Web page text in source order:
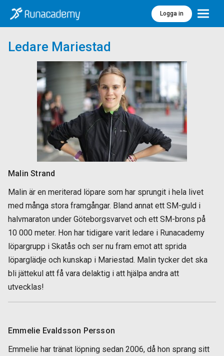
Logga in Meny
Ledare Mariestad
Malin Strand
Malin är en meriterad löpare som har sprungit i hela livet
med många stora framgångar. Bland annat ett SM-guld i
halvmaraton under Göteborgsvarvet och ett SM-brons på
10 000 meter. Hon har tidigare varit ledare i Runacademy
löpargrupp i Skatås och ser nu fram emot att sprida
löparglädje och kunskap i Mariestad. Malin tycker det ska
bli jättekul att få vara delaktig i att hjälpa andra att
utvecklas!
Emmelie Evaldsson Persson
Emmelie har tränat löpning sedan 2006, då hon sprang sitt